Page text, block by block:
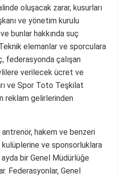
oluşacak zarar, kusurları
ve yönetim kurulu
bunlar hakkında suç
elemanlar ve sporculara
federasyonda çalışan
verilecek ücret ve
ve Spor Toto Teşkilat
reklam gelirlerinden
hakem ve benzeri
ve sponsorluklara
bir Genel Müdürlüğe
Federasyonlar, Genel